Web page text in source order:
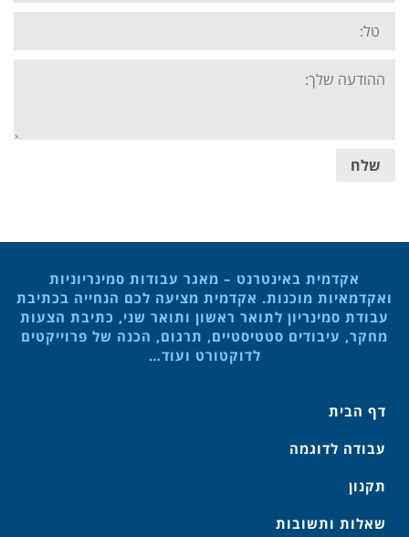
Tel:
Your
message:
שלח
אקדמית באינטרנט – מאגר עבודות סמינריוניות
ואקדמאיות מוכנות. אקדמית מציעה לכם הנחייה בכתיבת
עבודת סמינריון לתואר ראשון ותואר שני, כתיבת הצעות
מחקר, עיבודים סטטיסטיים, תרגום, הכנה של פרוייקטים
לדוקטורט ועוד…
דף הבית
עבודה לדוגמה
תקנון
שאלות ותשובות